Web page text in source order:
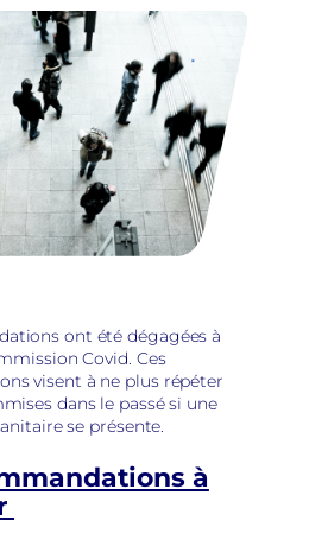
ont été dégagées à
Covid. Ces
visent à ne plus répéter
dans le passé si une
se présente.
à